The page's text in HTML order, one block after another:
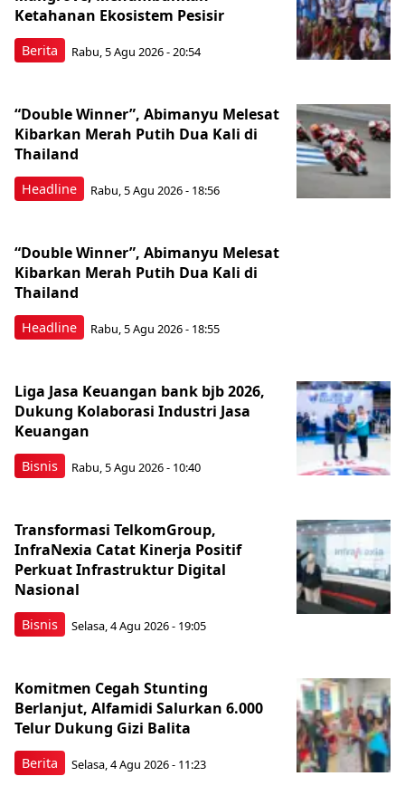
Berita
Ketahanan Ekosistem Pesisir
Rabu, 5 Agu 2026 - 20:54
Headline
“Double Winner”, Abimanyu Melesat
Kibarkan Merah Putih Dua Kali di
Thailand
Rabu, 5 Agu 2026 - 18:56
Headline
“Double Winner”, Abimanyu Melesat
Kibarkan Merah Putih Dua Kali di
Thailand
Rabu, 5 Agu 2026 - 18:55
Bisnis
Liga Jasa Keuangan bank bjb 2026,
Dukung Kolaborasi Industri Jasa
Keuangan
Rabu, 5 Agu 2026 - 10:40
Bisnis
Transformasi TelkomGroup,
InfraNexia Catat Kinerja Positif
Perkuat Infrastruktur Digital
Nasional
Selasa, 4 Agu 2026 - 19:05
Berita
Komitmen Cegah Stunting
Berlanjut, Alfamidi Salurkan 6.000
Telur Dukung Gizi Balita
Selasa, 4 Agu 2026 - 11:23